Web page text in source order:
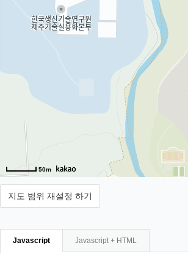
50m
지도 범위 재설정 하기
Javascript Javascript + HTML